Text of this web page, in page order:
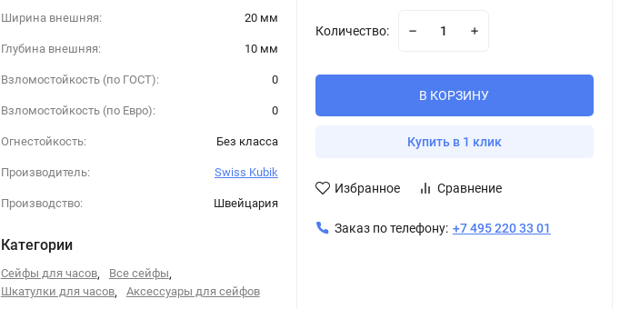
Ширина внешняя: 20 мм
Глубина внешняя: 10 мм
Взломостойкость (по ГОСТ): 0
Взломостойкость (по Евро): 0
Огнестойкость: Без класса
Производитель: Swiss Kubik
Производство: Швейцария
Категории
Сейфы для часов, Все сейфы,
Шкатулки для часов, Аксессуары для сейфов
Количество:
В КОРЗИНУ
Купить в 1 клик
Избранное Сравнение
Заказ по телефону: +7 495 220 33 01